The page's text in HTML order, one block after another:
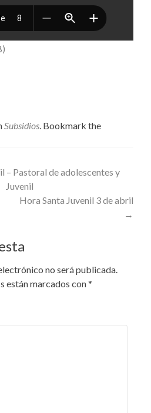
Subsidios. Bookmark the
– Pastoral de adolescentes y
Juvenil
Hora Santa Juvenil 3 de abril
→
no será publicada.
están marcados con*